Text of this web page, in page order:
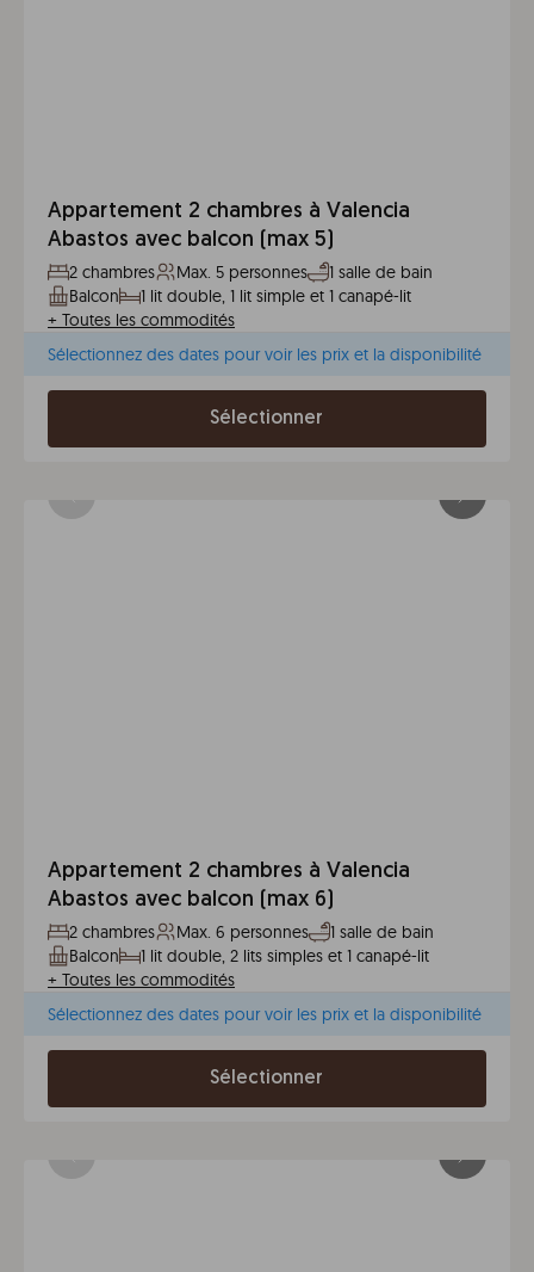
Appartement 2 chambres à Valencia
Abastos avec balcon (max 5)
2 chambres Max. 5 personnes
1 salle de bain
Balcon
1 lit double, 1 lit simple et 1 canapé-lit
+ Toutes les commodités
Sélectionnez des dates pour voir les prix et la disponibilité
Sélectionner
Appartement 2 chambres à Valencia
Abastos avec balcon (max 6)
2 chambres Max. 6 personnes
1 salle de bain
Balcon
1 lit double, 2 lits simples et 1 canapé-lit
+ Toutes les commodités
Sélectionnez des dates pour voir les prix et la disponibilité
Sélectionner